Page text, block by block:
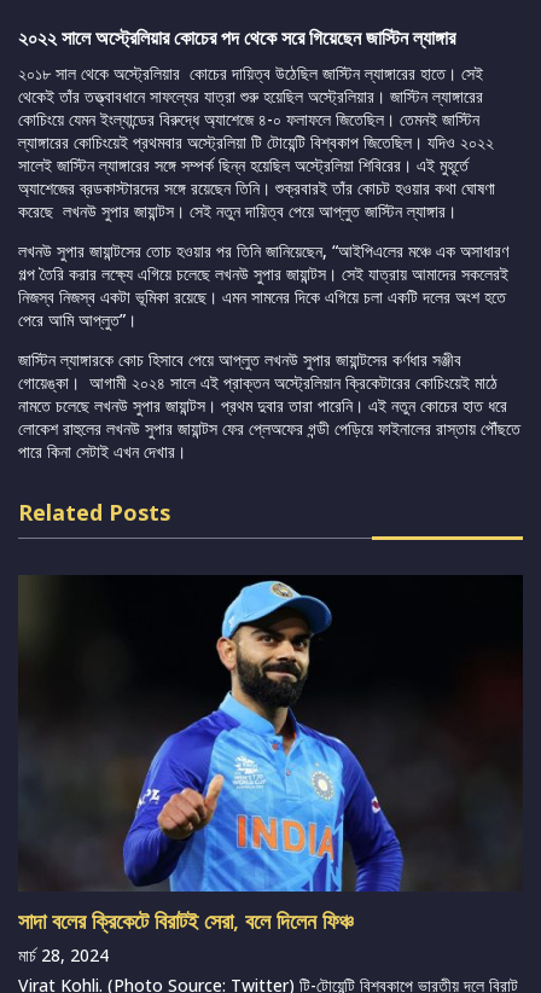
২০২২ সালে অস্ট্রেলিয়ার কোচের পদ থেকে সরে গিয়েছেন জাস্টিন ল্যাঙ্গার
২০১৮ সাল থেকে অস্ট্রেলিয়ার কোচের দায়িত্ব উঠেছিল জাস্টিন ল্যাঙ্গারের হাতে। সেই
থেকেই তাঁর তত্ত্বাবধানে সাফল্যের যাত্রা শুরু হয়েছিল অস্ট্রেলিয়ার। জাস্টিন ল্যাঙ্গারের
কোচিংয়ে যেমন ইংল্যান্ডের বিরুদ্ধে অ্যাশেজে ৪-০ ফলাফলে জিতেছিল। তেমনই জাস্টিন
ল্যাঙ্গারের কোচিংয়েই প্রথমবার অস্ট্রেলিয়া টি টোয়েন্টি বিশ্বকাপ জিতেছিল। যদিও ২০২২
সালেই জাস্টিন ল্যাঙ্গারের সঙ্গে সম্পর্ক ছিন্ন হয়েছিল অস্ট্রেলিয়া শিবিরের। এই মুহূর্তে
অ্যাশেজের ব্রডকাস্টারদের সঙ্গে রয়েছেন তিনি। শুক্রবারই তাঁর কোচট হওয়ার কথা ঘোষণা
করেছে লখনউ সুপার জায়ান্টস। সেই নতুন দায়িত্ব পেয়ে আপ্লুত জাস্টিন ল্যাঙ্গার।
লখনউ সুপার জায়ান্টসের তোচ হওয়ার পর তিনি জানিয়েছেন, “আইপিএলের মঞ্চে এক অসাধারণ
গল্প তৈরি করার লক্ষ্যে এগিয়ে চলেছে লখনউ সুপার জায়ান্টস। সেই যাত্রায় আমাদের সকলেরই
নিজস্ব নিজস্ব একটা ভূমিকা রয়েছে। এমন সামনের দিকে এগিয়ে চলা একটি দলের অংশ হতে
পেরে আমি আপ্লুত”।
জাস্টিন ল্যাঙ্গারকে কোচ হিসাবে পেয়ে আপ্লুত লখনউ সুপার জায়ান্টসের কর্ণধার সঞ্জীব
গোয়েঙ্কা। আগামী ২০২৪ সালে এই প্রাক্তন অস্ট্রেলিয়ান ক্রিকেটারের কোচিংয়েই মাঠে
নামতে চলেছে লখনউ সুপার জায়ান্টস। প্রথম দুবার তারা পারেনি। এই নতুন কোচের হাত ধরে
লোকেশ রাহুলের লখনউ সুপার জায়ান্টস ফের প্লেঅফের গন্ডী পেড়িয়ে ফাইনালের রাস্তায় পৌঁছতে
পারে কিনা সেটাই এখন দেখার।
Related Posts
সাদা বলের ক্রিকেটে বিরাটই সেরা, বলে দিলেন ফিঞ্চ
মার্চ 28, 2024
Virat Kohli. (Photo Source: Twitter) টি-টোয়েন্টি বিশ্বকাপে ভারতীয় দলে বিরাট